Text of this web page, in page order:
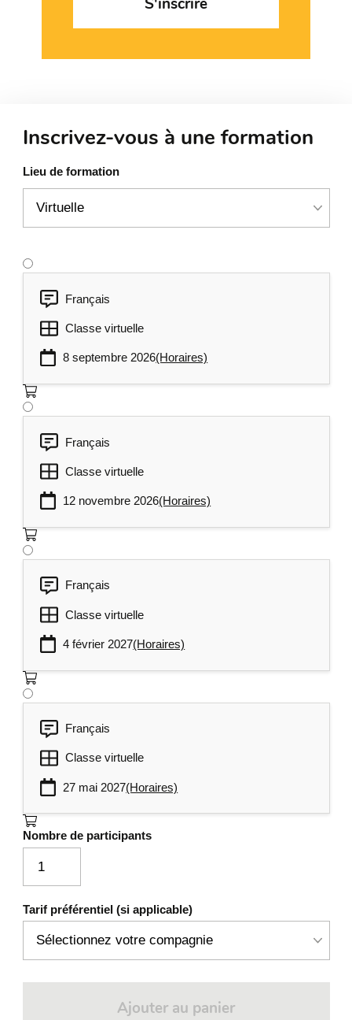
Inscrivez-vous à une formation
Lieu de formation
Français
Classe virtuelle
8 septembre 2026(Horaires)
Français
Classe virtuelle
12 novembre 2026(Horaires)
Français
Classe virtuelle
4 février 2027(Horaires)
Français
Classe virtuelle
27 mai 2027(Horaires)
Nombre de participants
Tarif préférentiel (si applicable)
Ajouter au panier